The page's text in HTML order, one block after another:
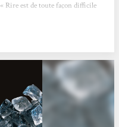
Rire est de toute façon difficile
de ce polar gris et parfois